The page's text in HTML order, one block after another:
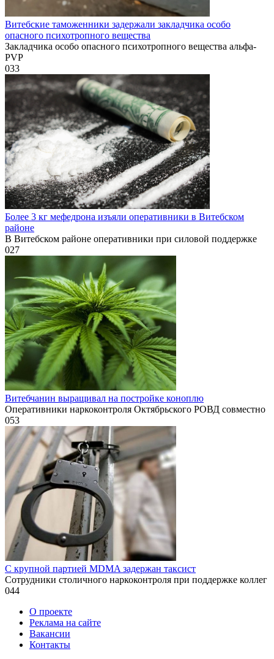
Витебские таможенники задержали закладчика особо
опасного психотропного вещества
Закладчика особо опасного психотропного вещества альфа-
PVP
033
Более 3 кг мефедрона изъяли оперативники в Витебском
районе
В Витебском районе оперативники при силовой поддержке
027
Витебчанин выращивал на постройке коноплю
Оперативники наркоконтроля Октябрьского РОВД совместно
053
С крупной партией MDMA задержан таксист
Сотрудники столичного наркоконтроля при поддержке коллег
044
О проекте
Реклама на сайте
Вакансии
Контакты